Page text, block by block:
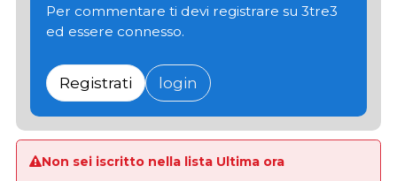
Per commentare ti devi registrare su 3tre3
ed essere connesso.
Registrati login
Non sei iscritto nella lista Ultima ora